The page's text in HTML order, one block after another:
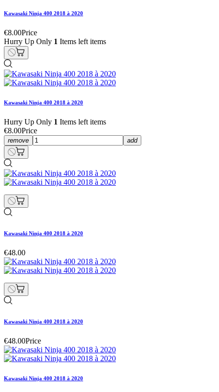
Kawasaki Ninja 400 2018 à 2020
€8.00Price
Hurry Up Only 1 Items left items
Kawasaki Ninja 400 2018 à 2020
Hurry Up Only 1 Items left items
€8.00Price
remove add
Kawasaki Ninja 400 2018 à 2020
€48.00
Kawasaki Ninja 400 2018 à 2020
€48.00Price
Kawasaki Ninja 400 2018 à 2020